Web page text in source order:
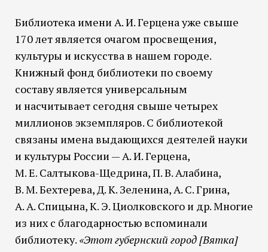
Библиотека имени А. И. Герцена уже свыше
170 лет является очагом просвещения,
культуры и искусства в нашем городе.
Книжный фонд библиотеки по своему
составу является универсальным
и насчитывает сегодня свыше четырех
миллионов экземпляров. С библиотекой
связаны имена выдающихся деятелей науки
и культуры России — А. И. Герцена,
М. Е. Салтыкова-Щедрина, П. В. Алабина,
В. М. Бехтерева, Д. К. Зеленина, А. С. Грина,
А. А. Спицына, К. Э. Циолковского и др. Многие
из них с благодарностью вспоминали
библиотеку. «Этот губернский город [Вятка]